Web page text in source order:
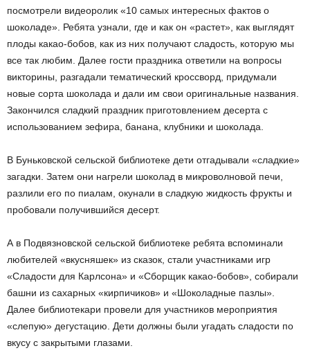
посмотрели видеоролик «10 самых интересных фактов о
шоколаде». Ребята узнали, где и как он «растет», как выглядят
плоды какао-бобов, как из них получают сладость, которую мы
все так любим. Далее гости праздника ответили на вопросы
викторины, разгадали тематический кроссворд, придумали
новые сорта шоколада и дали им свои оригинальные названия.
Закончился сладкий праздник приготовлением десерта с
использованием зефира, банана, клубники и шоколада.
В Буньковской сельской библиотеке дети отгадывали «сладкие»
загадки. Затем они нагрели шоколад в микроволновой печи,
разлили его по пиалам, окунали в сладкую жидкость фрукты и
пробовали получившийся десерт.
А в Подвязновской сельской библиотеке ребята вспоминали
любителей «вкусняшек» из сказок, стали участниками игр
«Сладости для Карлсона» и «Сборщик какао-бобов», собирали
башни из сахарных «кирпичиков» и «Шоколадные пазлы».
Далее библиотекари провели для участников мероприятия
«слепую» дегустацию. Дети должны были угадать сладости по
вкусу с закрытыми глазами.